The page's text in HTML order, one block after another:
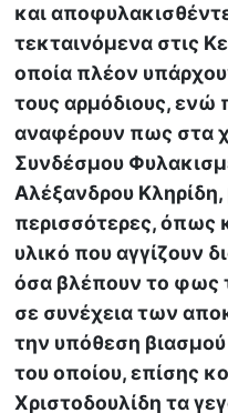
και
τεκταινόμενα στις
οποία πλέον
τους αρμόδιους, ενώ
αναφέρουν πως στα
Συνδέσμου
Αλέξανδρου
περισσότερες, όπως
υλικό που αγγίζουν
όσα βλέπουν το φως
σε συνέχεια των
την υπόθεση
του οποίου, επίσης
Χριστοδουλίδη τα